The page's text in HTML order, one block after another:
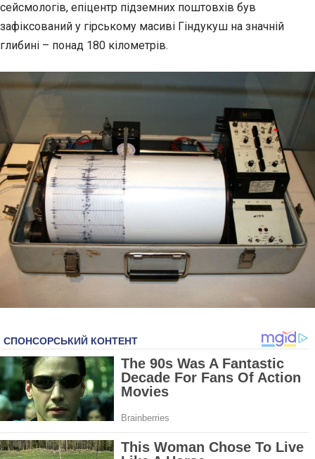
сейсмологів, епіцентр підземних поштовхів був
зафіксований у гірському масиві Гіндукуш на значній
глибині – понад 180 кілометрів.